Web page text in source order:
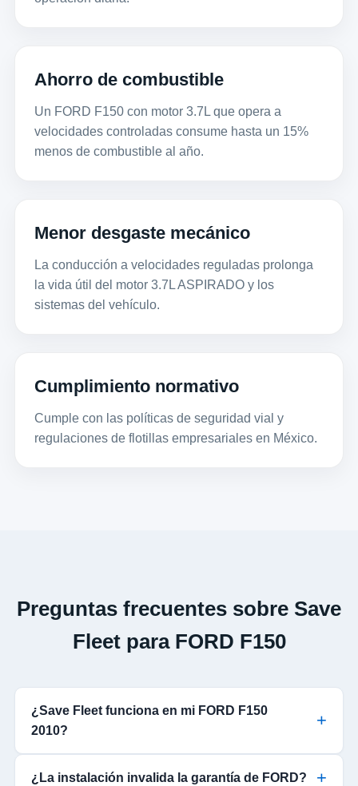
Ahorro de combustible
Un FORD F150 con motor 3.7L que opera a
velocidades controladas consume hasta un 15%
menos de combustible al año.
Menor desgaste mecánico
La conducción a velocidades reguladas prolonga
la vida útil del motor 3.7L ASPIRADO y los
sistemas del vehículo.
Cumplimiento normativo
Cumple con las políticas de seguridad vial y
regulaciones de flotillas empresariales en México.
Preguntas frecuentes sobre Save
Fleet para FORD F150
¿Save Fleet funciona en mi FORD F150
2010?
¿La instalación invalida la garantía de FORD?